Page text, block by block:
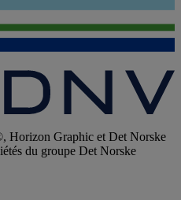
Graphic et Det Norske
du groupe Det Norske